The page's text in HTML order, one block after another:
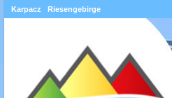
Karpacz Riesengebirge